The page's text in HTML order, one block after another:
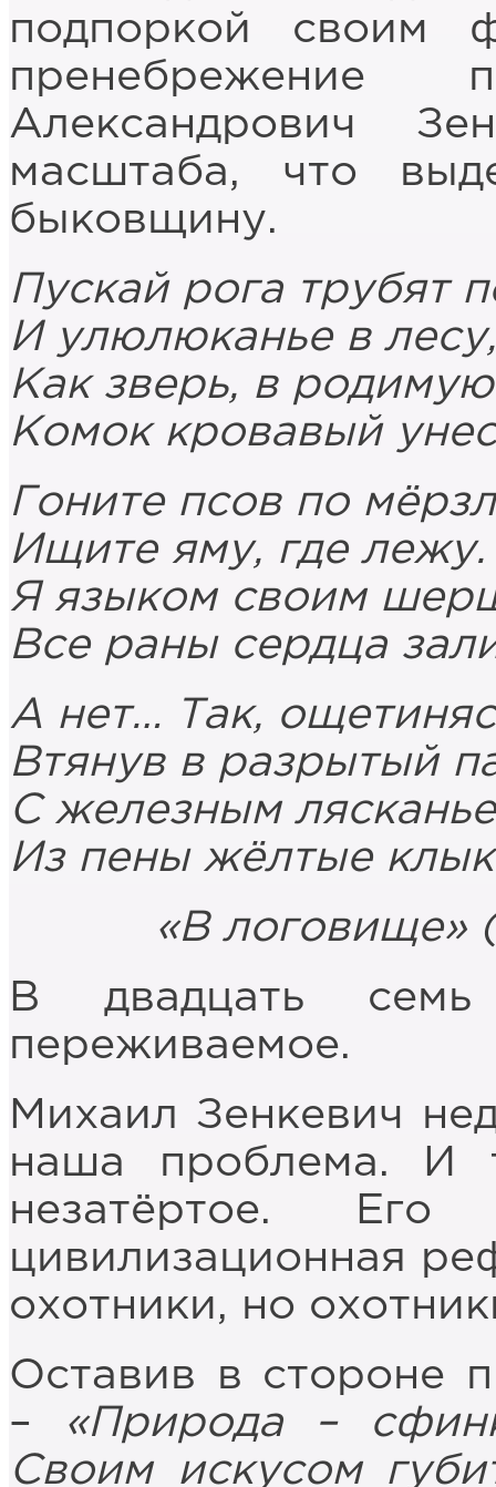
подпоркой своим
Александрович
масштаба, что
быковщину.
Пускай рога трубят
И улюлюканье в
Как зверь, в
Комок кровавый
Гоните псов по
Ищите яму, где лежу.
Я языком своим
Все раны сердца
А нет… Так,
Втянув в разрытый
С железным
Из пены жёлтые
«В логовище»
В двадцать
переживаемое.
Михаил Зенкевич
наша проблема. И
незатёртое.
цивилизационная
охотники, но
Оставив в стороне
–
«Природа –
Своим искусом